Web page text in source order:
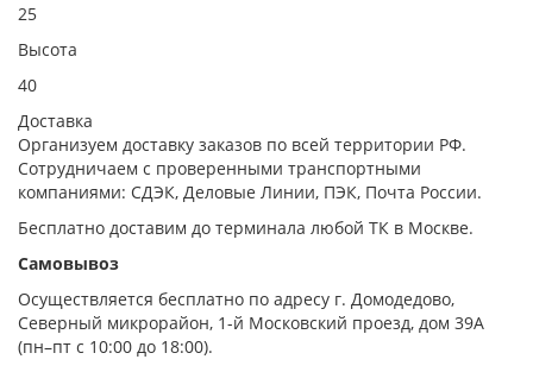
25
Высота
40
Доставка
Организуем доставку заказов по всей территории РФ.
Сотрудничаем с проверенными транспортными
компаниями: СДЭК, Деловые Линии, ПЭК, Почта России.
Бесплатно доставим до терминала любой ТК в Москве.
Самовывоз
Осуществляется бесплатно по адресу г. Домодедово,
Северный микрорайон, 1-й Московский проезд, дом 39А
(пн–пт с 10:00 до 18:00).